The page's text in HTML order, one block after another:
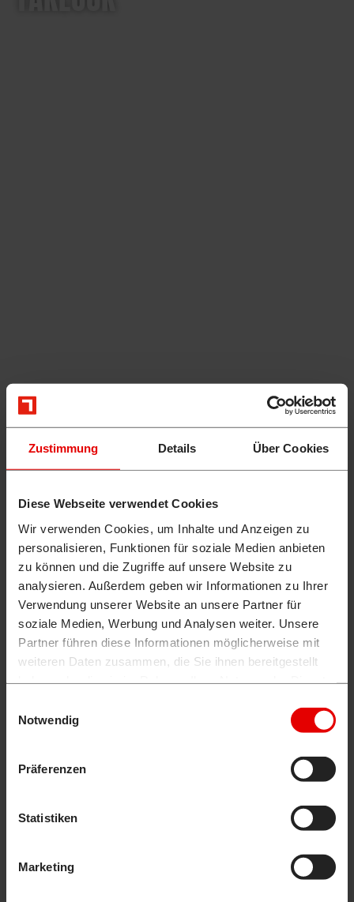
Zustimmung Details Über Cookies
Diese Webseite verwendet Cookies
Wir verwenden Cookies, um Inhalte und Anzeigen zu
personalisieren, Funktionen für soziale Medien anbieten
zu können und die Zugriffe auf unsere Website zu
analysieren. Außerdem geben wir Informationen zu Ihrer
Verwendung unserer Website an unsere Partner für
soziale Medien, Werbung und Analysen weiter. Unsere
Partner führen diese Informationen möglicherweise mit
weiteren Daten zusammen, die Sie ihnen bereitgestellt
Notwendig
Präferenzen
Statistiken
Marketing